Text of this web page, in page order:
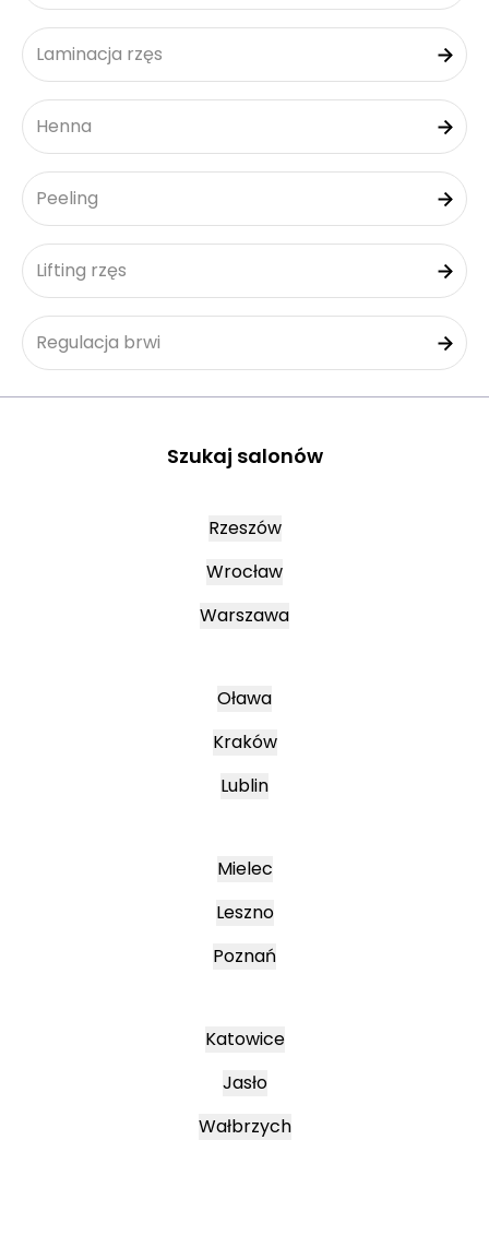
Laminacja rzęs
Henna
Peeling
Lifting rzęs
Regulacja brwi
Szukaj salonów
Rzeszów
Wrocław
Warszawa
Oława
Kraków
Lublin
Mielec
Leszno
Poznań
Katowice
Jasło
Wałbrzych